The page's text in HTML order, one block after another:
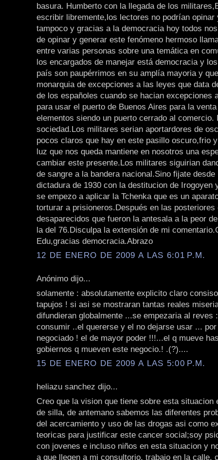
basura. Humberto con la llegada de los
escribir libremente,los lectores no podrían opinar
tampoco y gracias a la democracia hoy todos
de opinar y generar este fenómeno hermoso
entre varias personas sobre una temática en
los encargados de manejar está democracia y
país son paupérrimos en su amplía mayoria y
monarquia de excepciones a las leyes que data
de los españoles cuando se hacian excepciones
para usar el puerto de Buenos Aires para la
elementos siendo un puerto cerrado al comercio.
sociedad.Los militares serian aportardores de
pocos claros que hay en este pasillo oscuro,frio
luz que nos queda mantiene en nosotros una
cambiar este presente.Los militares siguirian
de sangre a la bandera nacional.Sino fijate desde
dictadura de 1930 con la destitucion de Irogoyen
se empezo a aplicar la Tchenka que es un
torturar a prisioneros.Después en las posteriores
desaparecidos que fueron la antesala a la peor
la del 76.Disculpa la extensión de mi
Edu,gracias democracia.Abrazo
12 DE ENERO DE 2009 A LAS 6:01 P.M.
Anónimo dijo...
solamente : absolutamente explicito claro
tapujos ! si asi se mostraran tantas reales
difundieran globalmente ...se empezaria al reves
consumir ..el quererse y el no dejarse usar ...
negociado ! el de mayor poder !!!...el q mueve
gobiernos q mueven este negocio.! .(?)....
15 DE ENERO DE 2009 A LAS 5:00 P.M.
heliazu sanchez dijo...
Creo que la vision que tiene sobre esta situacion
de silla, de antemano sabemos las diferentes
del acercamiento y uso de las drogas asi como
teoricas para justificar este cancer social;soy
con jovenes e incluso niños en esta situacion y
a que llegen a mi consultorio, trabajo en la calle,